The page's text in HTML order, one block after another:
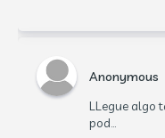
Anonymous
LLegue algo
pod...